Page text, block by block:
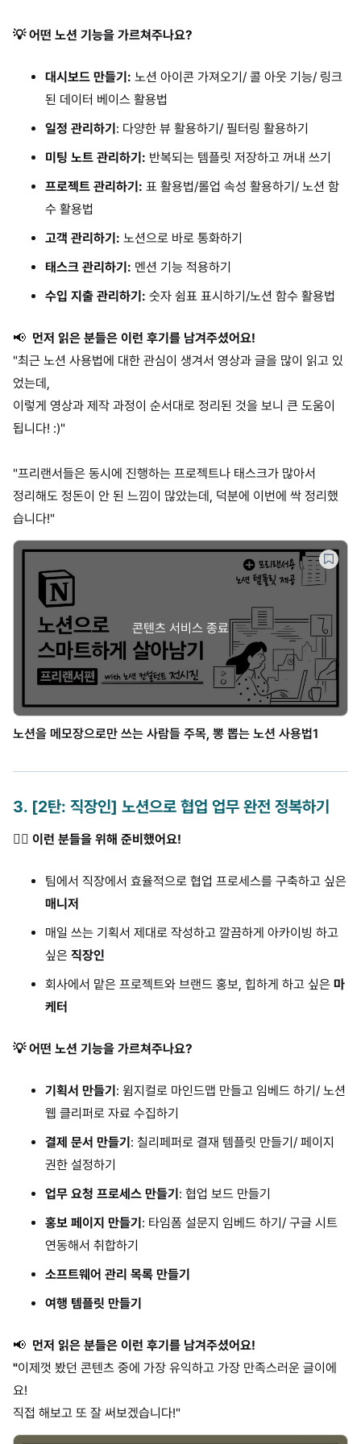
💡 어떤 노션 기능을 가르쳐주나요?
대시보드 만들기: 노션 아이콘 가져오기/ 콜 아웃 기능/ 링크
된 데이터 베이스 활용법
일정 관리하기 : 다양한 뷰 활용하기/ 필터링 활용하기
미팅 노트 관리하기: 반복되는 템플릿 저장하고 꺼내 쓰기
프로젝트 관리하기: 표 활용법/롤업 속성 활용하기/ 노션 함
수 활용법
고객 관리하기: 노션으로 바로 통화하기
태스크 관리하기: 멘션 기능 적용하기
수입 지출 관리하기: 숫자 쉼표 표시하기/노션 함수 활용법
📢 먼저 읽은 분들은 이런 후기를 남겨주셨어요!
"최근 노션 사용법에 대한 관심이 생겨서 영상과 글을 많이 읽고 있
었는데,
이렇게 영상과 제작 과정이 순서대로 정리된 것을 보니 큰 도움이
됩니다! :)"
"프리랜서들은 동시에 진행하는 프로젝트나 태스크가 많아서
정리해도 정돈이 안 된 느낌이 많았는데, 덕분에 이번에 싹 정리했
습니다!"
콘텐츠 서비스 종료
노션을 메모장으로만 쓰는 사람들 주목, 뽕 뽑는 노션 사용법1
3. [2탄: 직장인] 노션으로 협업 업무 완전 정복하기
🙋‍♀️ 이런 분들을 위해 준비했어요!
팀에서 직장에서 효율적으로 협업 프로세스를 구축하고 싶은
매니저
매일 쓰는 기획서 제대로 작성하고 깔끔하게 아카이빙 하고
싶은 직장인
회사에서 맡은 프로젝트와 브랜드 홍보, 힙하게 하고 싶은 마
케터
💡 어떤 노션 기능을 가르쳐주나요?
기획서 만들기 : 윔지컬로 마인드맵 만들고 임베드 하기/ 노션
웹 클리퍼로 자료 수집하기
결제 문서 만들기 : 칠리페퍼로 결재 템플릿 만들기/ 페이지
권한 설정하기
업무 요청 프로세스 만들기 : 협업 보드 만들기
홍보 페이지 만들기 : 타임폼 설문지 임베드 하기/ 구글 시트
연동해서 취합하기
소프트웨어 관리 목록 만들기
여행 템플릿 만들기
📢 먼저 읽은 분들은 이런 후기를 남겨주셨어요!
"이제껏 봤던 콘텐츠 중에 가장 유익하고 가장 만족스러운 글이에
요!
직접 해보고 또 잘 써보겠습니다!"